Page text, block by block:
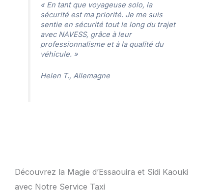
« En tant que voyageuse solo, la
sécurité est ma priorité. Je me suis
sentie en sécurité tout le long du trajet
avec NAVESS, grâce à leur
professionnalisme et à la qualité du
véhicule. »
Helen T., Allemagne
Découvrez la Magie d’Essaouira et Sidi Kaouki
avec Notre Service Taxi